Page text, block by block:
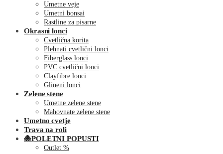
Umetne veje
Umetni bonsai
Rastline za pisarne
Okrasni lonci
Cvetlična korita
Plehnati cvetlični lonci
Fiberglass lonci
PVC cvetlični lonci
Clayfibre lonci
Glineni lonci
Zelene stene
Umetne zelene stene
Mahovnate zelene stene
Umetno cvetje
Trava na roli
🐙POLETNI POPUSTI
Outlet %